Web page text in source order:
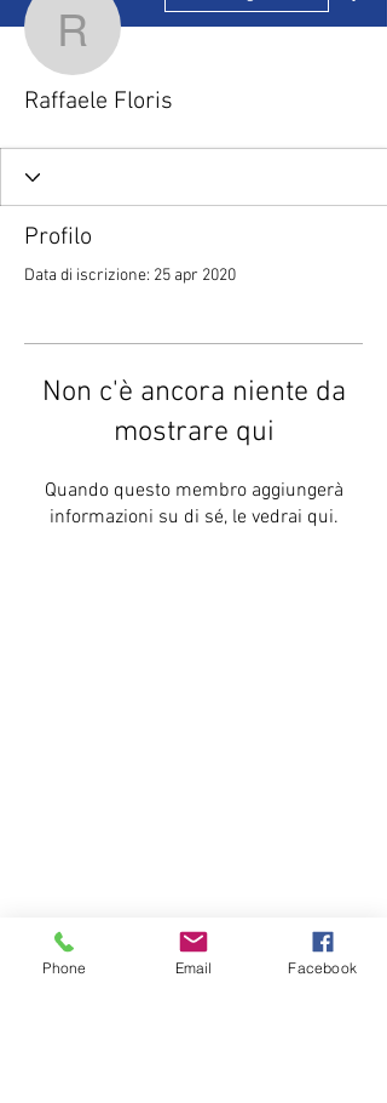
Raffaele Floris
Raffaele Floris
Profilo
Data di iscrizione: 25 apr 2020
Non c'è ancora niente da
mostrare qui
Quando questo membro aggiungerà
informazioni su di sé, le vedrai qui.
Phone Email Facebook